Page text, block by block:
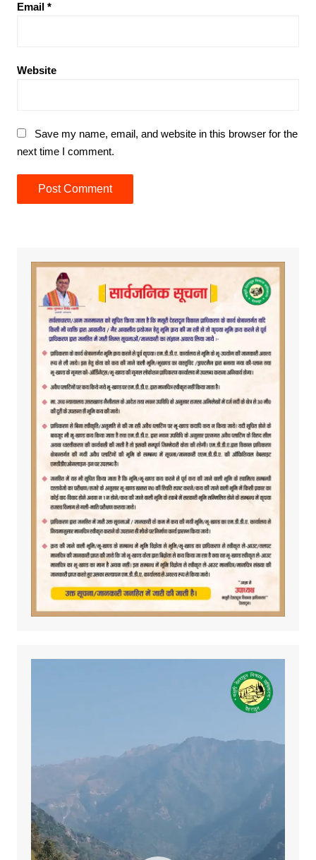
Email *
Website
Save my name, email, and website in this browser for the
next time I comment.